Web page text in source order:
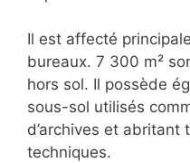
Il est affecté
bureaux. 7 300 m²
hors sol. Il possède
sous-sol utilisés
d’archives et abritant
techniques.